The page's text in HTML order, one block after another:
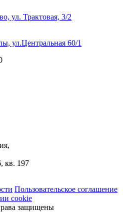
ул. Трактовая, 3/2
ул.Центральная 60/1
кв. 197
Пользовательское соглашение
cookie
защищены